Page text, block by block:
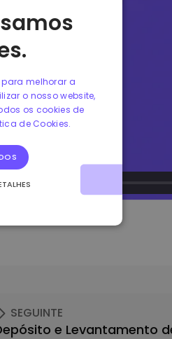
SEGUINTE
e Levantamento
para melhorar a
o nosso website,
os cookies de
de Cookies.